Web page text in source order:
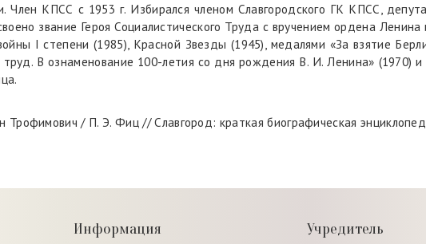
Член КПСС с 1953 г. Избирался членом Славгородского ГК КПСС,
звание Героя Социалистического Труда с вручением ордена
I степени (1985), Красной Звезды (1945), медалями «За взятие
В ознаменование 100-летия со дня рождения В. И. Ленина» (1970)
/ П. Э. Фиц // Славгород: краткая биографическая
Информация Учредитель